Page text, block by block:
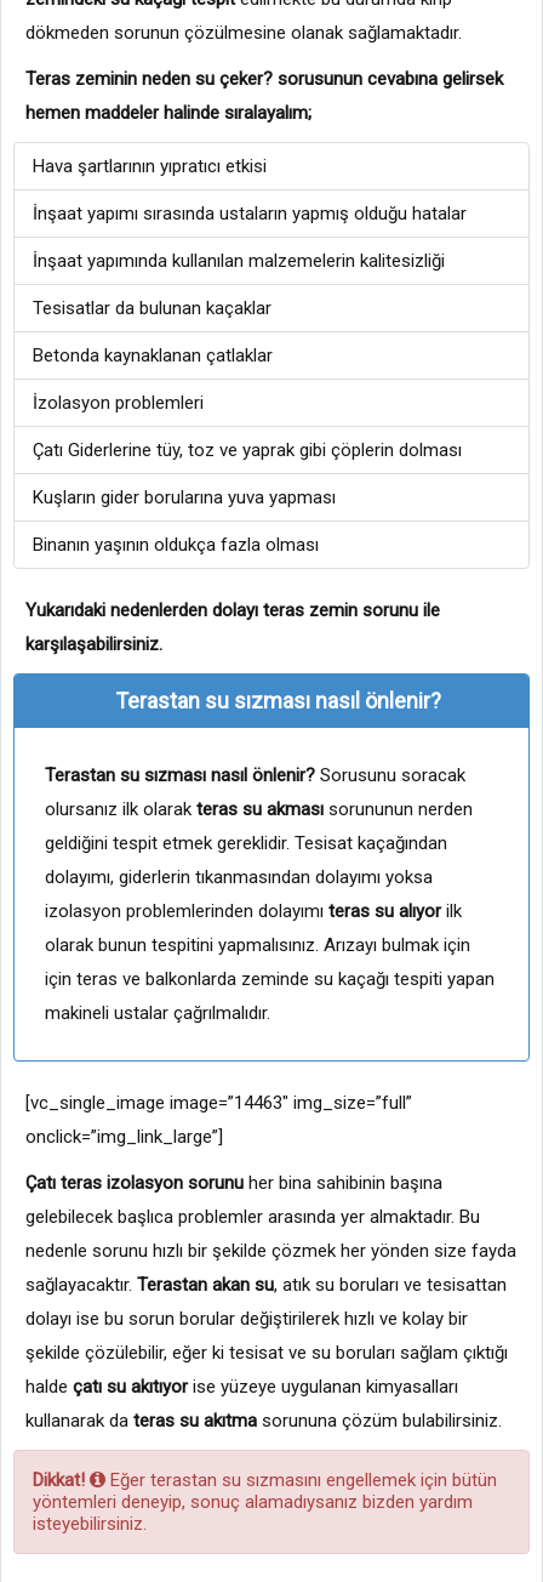
dökmeden sorunun çözülmesine olanak sağlamaktadır.
Teras zeminin neden su çeker? sorusunun cevabına gelirsek
hemen maddeler halinde sıralayalım;
Hava şartlarının yıpratıcı etkisi
İnşaat yapımı sırasında ustaların yapmış olduğu hatalar
İnşaat yapımında kullanılan malzemelerin kalitesizliği
Tesisatlar da bulunan kaçaklar
Betonda kaynaklanan çatlaklar
İzolasyon problemleri
Çatı Giderlerine tüy, toz ve yaprak gibi çöplerin dolması
Kuşların gider borularına yuva yapması
Binanın yaşının oldukça fazla olması
Yukarıdaki nedenlerden dolayı teras zemin sorunu ile
karşılaşabilirsiniz.
Terastan su sızması nasıl önlenir?
Terastan su sızması nasıl önlenir? Sorusunu soracak
olursanız ilk olarak teras su akması sorununun nerden
geldiğini tespit etmek gereklidir. Tesisat kaçağından
dolayımı, giderlerin tıkanmasından dolayımı yoksa
izolasyon problemlerinden dolayımı teras su alıyorilk
olarak bunun tespitini yapmalısınız. Arızayı bulmak için
için teras ve balkonlarda zeminde su kaçağı tespiti yapan
makineli ustalar çağrılmalıdır.
[vc_single_image image=”14463″ img_size=”full”
onclick=”img_link_large”]
Çatı teras izolasyon sorunu her bina sahibinin başına
gelebilecek başlıca problemler arasında yer almaktadır. Bu
nedenle sorunu hızlı bir şekilde çözmek her yönden size fayda
sağlayacaktır. Terastan akan su, atık su boruları ve tesisattan
dolayı ise bu sorun borular değiştirilerek hızlı ve kolay bir
şekilde çözülebilir, eğer ki tesisat ve su boruları sağlam çıktığı
halde çatı su akıtıyorise yüzeye uygulanan kimyasalları
kullanarak da teras su akıtma sorununa çözüm bulabilirsiniz.
Dikkat!
Eğer terastan su sızmasını engellemek için bütün
yöntemleri deneyip, sonuç alamadıysanız bizden yardım
isteyebilirsiniz.